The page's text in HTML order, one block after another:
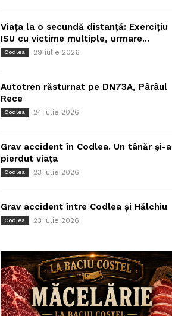
Viața la o secundă distanță: Exercițiu
ISU cu victime multiple, urmare...
Codlea 29 iulie 2026
Autotren răsturnat pe DN73A, Pârâul
Rece
Codlea 24 iulie 2026
Grav accident în Codlea. Un tânăr și-a
pierdut viața
Codlea 23 iulie 2026
Grav accident între Codlea și Hălchiu
Codlea 23 iulie 2026